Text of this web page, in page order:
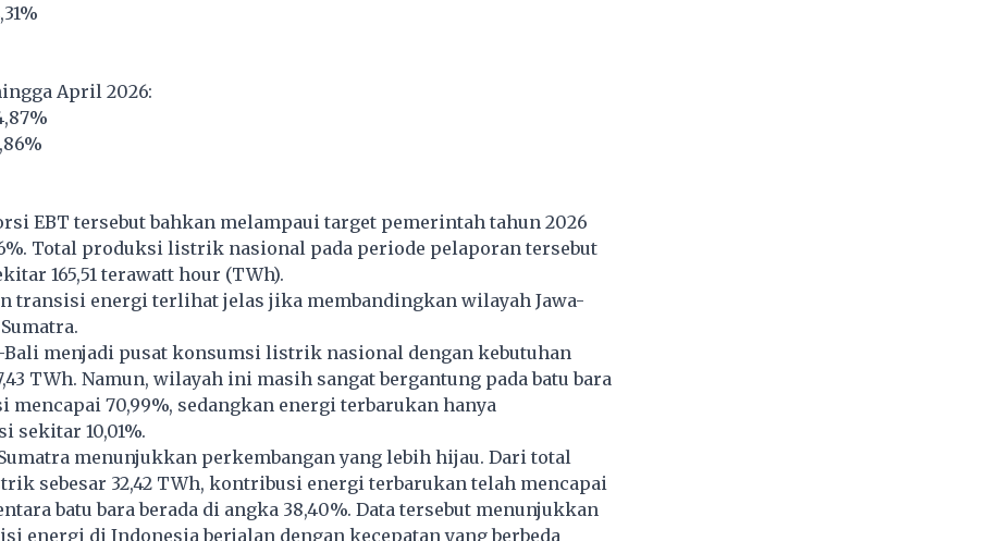
April 2026:
EBT tersebut bahkan melampaui target pemerintah tahun 2026
Total produksi listrik nasional pada periode pelaporan tersebut
165,51 terawatt hour (TWh).
transisi energi terlihat jelas jika membandingkan wilayah Jawa-
Bali menjadi pusat konsumsi listrik nasional dengan kebutuhan
TWh. Namun, wilayah ini masih sangat bergantung pada batu bara
mencapai 70,99%, sedangkan energi terbarukan hanya
sekitar 10,01%.
menunjukkan perkembangan yang lebih hijau. Dari total
sebesar 32,42 TWh, kontribusi energi terbarukan telah mencapai
batu bara berada di angka 38,40%. Data tersebut menunjukkan
energi di Indonesia berjalan dengan kecepatan yang berbeda